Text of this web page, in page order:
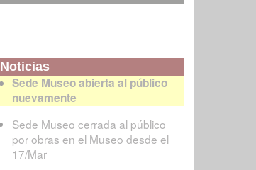
Noticias
Sede Museo abierta al público
nuevamente
Sede Museo cerrada al público
por obras en el Museo desde el
17/Mar